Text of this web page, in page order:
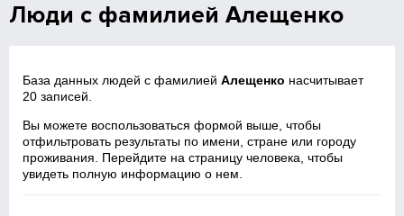
Люди с фамилией Алещенко
База данных людей с фамилиейАлещенко насчитывает
20 записей.
Вы можете воспользоваться формой выше, чтобы
отфильтровать результаты по имени, стране или городу
проживания. Перейдите на страницу человека, чтобы
увидеть полную информацию о нем.